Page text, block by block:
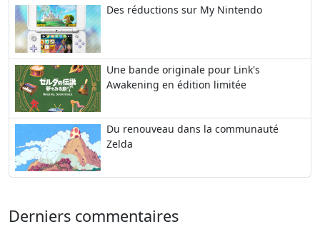
Des réductions sur My Nintendo
Une bande originale pour Link's
Awakening en édition limitée
Du renouveau dans la communauté
Zelda
Derniers commentaires